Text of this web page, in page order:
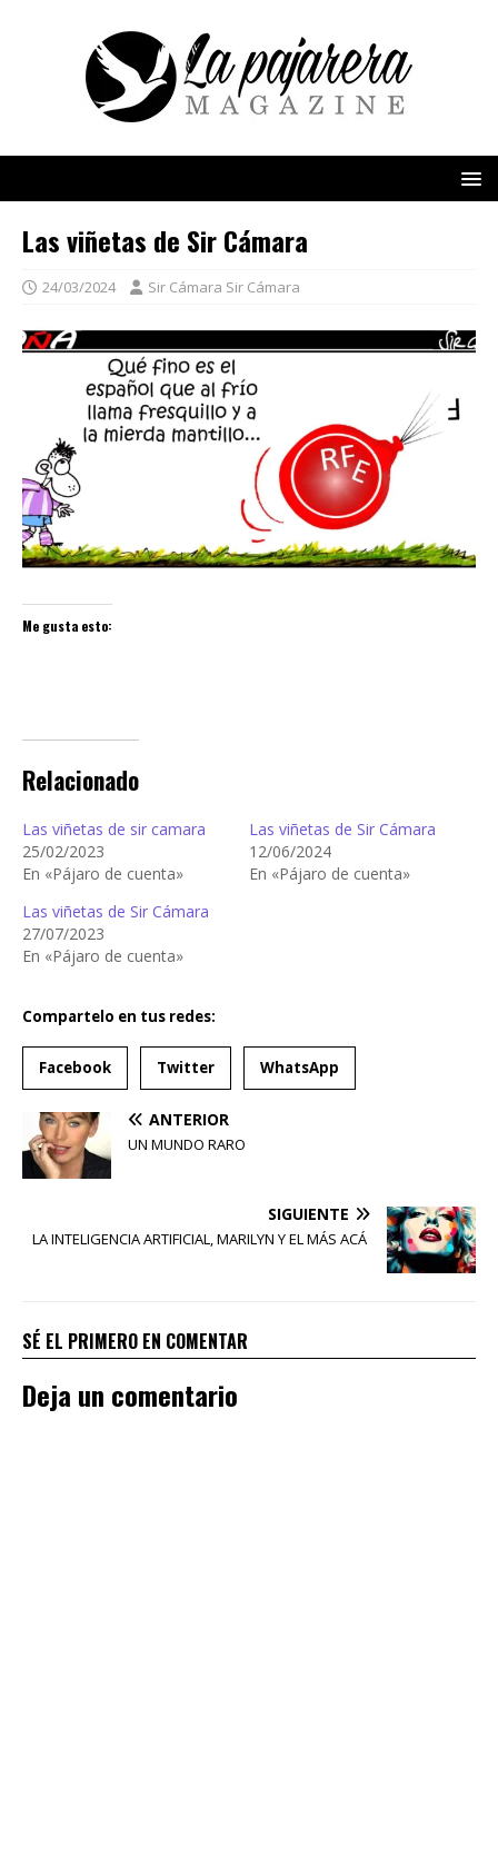
Las viñetas de Sir Cámara
24/03/2024 Sir Cámara Sir Cámara
Me gusta esto:
Relacionado
Las viñetas de sir camara
25/02/2023
En «Pájaro de cuenta»
Las viñetas de Sir Cámara
12/06/2024
En «Pájaro de cuenta»
Las viñetas de Sir Cámara
27/07/2023
En «Pájaro de cuenta»
Compartelo en tus redes:
Facebook Twitter WhatsApp
ANTERIOR
UN MUNDO RARO
SIGUIENTE
LA INTELIGENCIA ARTIFICIAL, MARILYN Y EL MÁS ACÁ
SÉ EL PRIMERO EN COMENTAR
Deja un comentario